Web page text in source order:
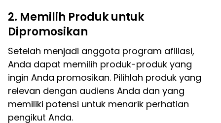
2. Memilih Produk untuk
Dipromosikan
Setelah menjadi anggota program afiliasi,
Anda dapat memilih produk-produk yang
ingin Anda promosikan. Pilihlah produk yang
relevan dengan audiens Anda dan yang
memiliki potensi untuk menarik perhatian
pengikut Anda.